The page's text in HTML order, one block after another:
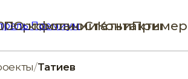
ПортфолиоСтатьиПример
О компанииКонтакты
/Татиев